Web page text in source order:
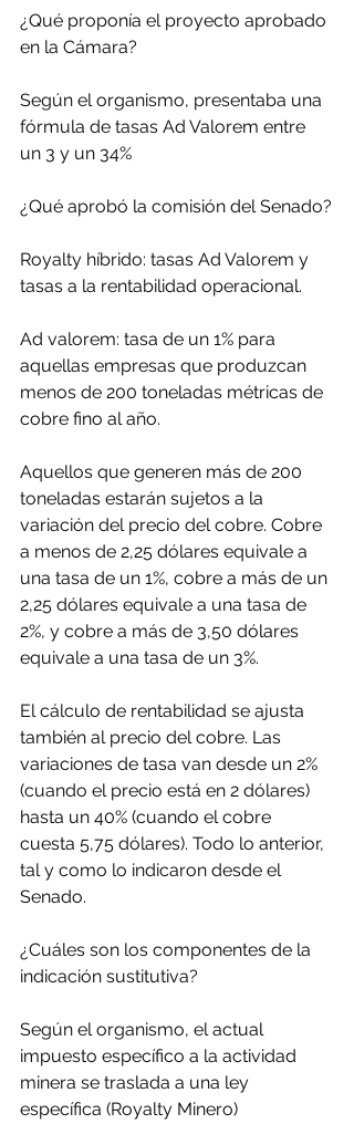
¿Qué proponía el proyecto aprobado
en la Cámara?
Según el organismo, presentaba una
fórmula de tasas Ad Valorem entre
un 3 y un 34%
¿Qué aprobó la comisión del Senado?
Royalty híbrido: tasas Ad Valorem y
tasas a la rentabilidad operacional.
Ad valorem: tasa de un 1% para
aquellas empresas que produzcan
menos de 200 toneladas métricas de
cobre fino al año.
Aquellos que generen más de 200
toneladas estarán sujetos a la
variación del precio del cobre. Cobre
a menos de 2,25 dólares equivale a
una tasa de un 1%, cobre a más de un
2,25 dólares equivale a una tasa de
2%, y cobre a más de 3,50 dólares
equivale a una tasa de un 3%.
El cálculo de rentabilidad se ajusta
también al precio del cobre. Las
variaciones de tasa van desde un 2%
(cuando el precio está en 2 dólares)
hasta un 40% (cuando el cobre
cuesta 5,75 dólares). Todo lo anterior,
tal y como lo indicaron desde el
Senado.
¿Cuáles son los componentes de la
indicación sustitutiva?
Según el organismo, el actual
impuesto específico a la actividad
minera se traslada a una ley
específica (Royalty Minero)